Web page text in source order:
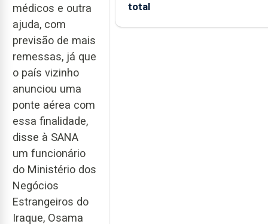
médicos e outra
ajuda, com
previsão de mais
remessas, já que
o país vizinho
anunciou uma
ponte aérea com
essa finalidade,
disse à SANA
um funcionário
do Ministério dos
Negócios
Estrangeiros do
Iraque, Osama
total